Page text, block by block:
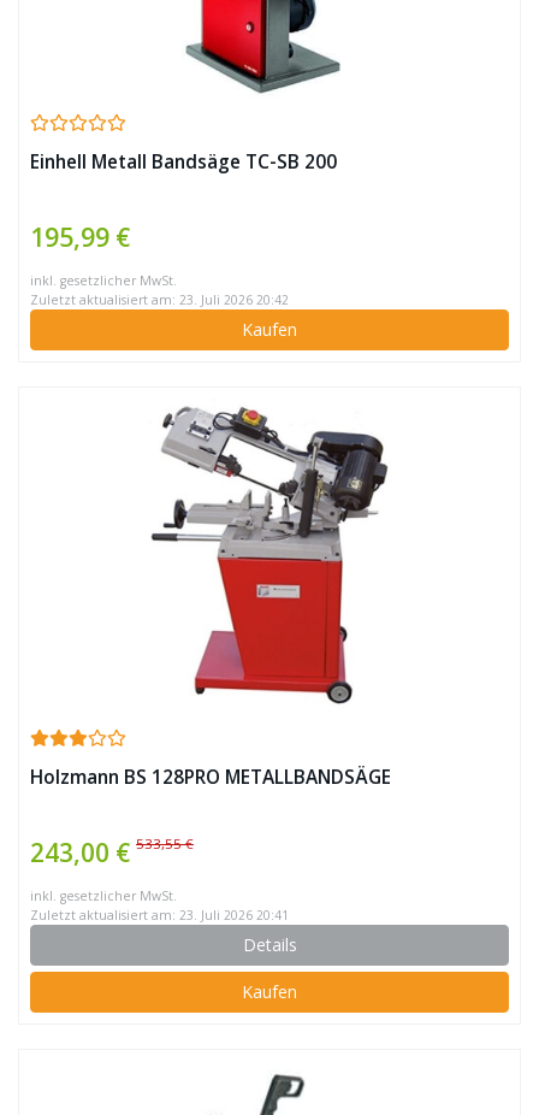
Einhell Metall Bandsäge TC-SB 200
195,99 €
inkl. gesetzlicher MwSt.
Zuletzt aktualisiert am: 23. Juli 2026 20:42
Kaufen
Holzmann BS 128PRO METALLBANDSÄGE
243,00 € 533,55 €
inkl. gesetzlicher MwSt.
Zuletzt aktualisiert am: 23. Juli 2026 20:41
Details
Kaufen